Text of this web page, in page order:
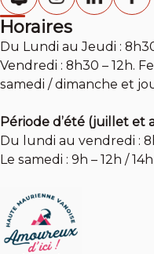
Horaires
Du Lundi au Jeudi :
Vendredi : 8h30 – 12h.
samedi / dimanche et
Période d’été (juillet et
Du lundi au vendredi :
Le samedi : 9h – 12h /